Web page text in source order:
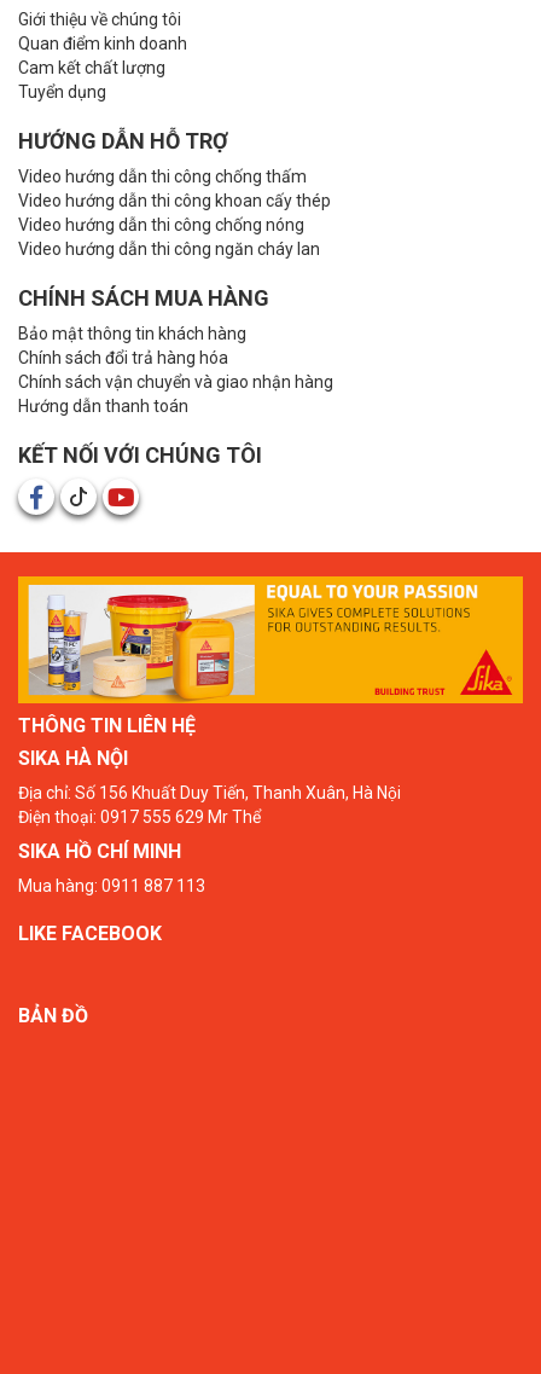
Giới thiệu về chúng tôi
Quan điểm kinh doanh
Cam kết chất lượng
Tuyển dụng
HƯỚNG DẪN HỖ TRỢ
Video hướng dẫn thi công chống thấm
Video hướng dẫn thi công khoan cấy thép
Video hướng dẫn thi công chống nóng
Video hướng dẫn thi công ngăn cháy lan
CHÍNH SÁCH MUA HÀNG
Bảo mật thông tin khách hàng
Chính sách đổi trả hàng hóa
Chính sách vận chuyển và giao nhận hàng
Hướng dẫn thanh toán
KẾT NỐI VỚI CHÚNG TÔI
THÔNG TIN LIÊN HỆ
SIKA HÀ NỘI
Địa chỉ: Số 156 Khuất Duy Tiến, Thanh Xuân, Hà Nội
Điện thoại: 0917 555 629 Mr Thể
SIKA HỒ CHÍ MINH
Mua hàng: 0911 887 113
LIKE FACEBOOK
BẢN ĐỒ